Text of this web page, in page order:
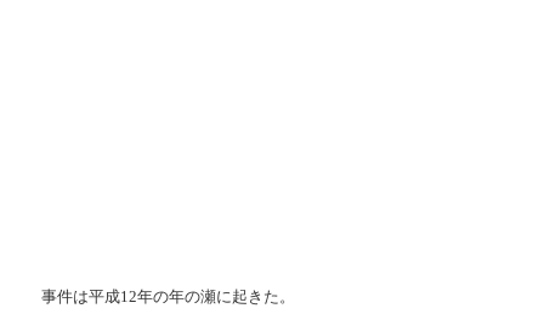
事件は平成12年の年の瀬に起きた。